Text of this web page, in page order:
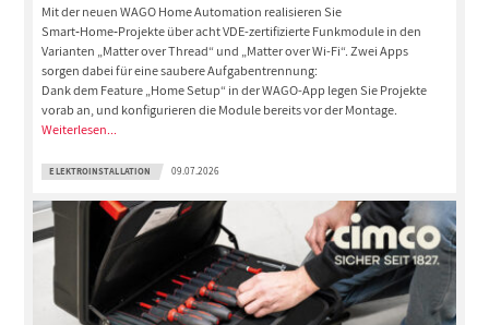
Mit der neuen WAGO Home Automation realisieren Sie
Smart‑Home‑Projekte über acht VDE-zertifizierte Funkmodule in den
Varianten „Matter over Thread“ und „Matter over Wi-Fi“. Zwei Apps
sorgen dabei für eine saubere Aufgabentrennung:
Dank dem Feature „Home Setup“ in der WAGO-App legen Sie Projekte
vorab an, und konfigurieren die Module bereits vor der Montage.
Weiterlesen...
ELEKTROINSTALLATION 09.07.2026